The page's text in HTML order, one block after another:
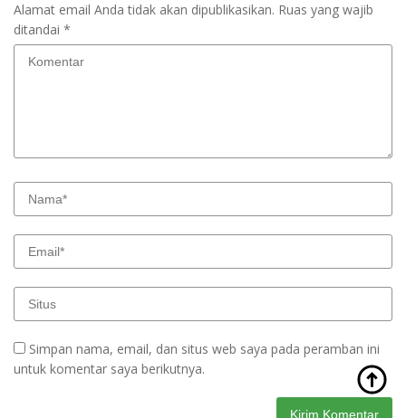
Alamat email Anda tidak akan dipublikasikan. Ruas yang wajib
ditandai *
Simpan nama, email, dan situs web saya pada peramban ini
untuk komentar saya berikutnya.